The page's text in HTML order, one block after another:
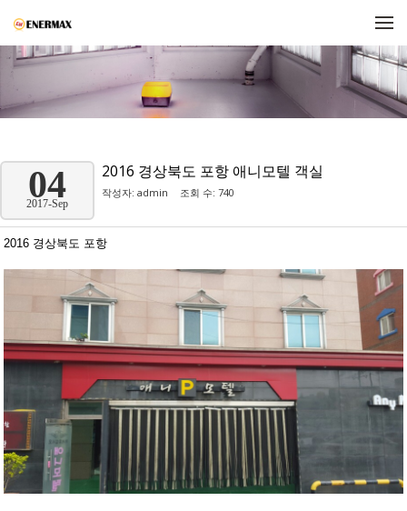
04
2017-Sep
2016 경상북도 포항 애니모텔 객실
작성자: admin 조회 수: 740
2016 경상북도 포항